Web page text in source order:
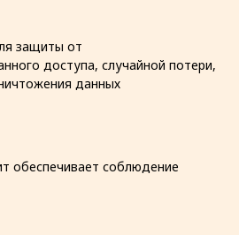
защиты от
доступа, случайной потери,
данных
обеспечивает соблюдение